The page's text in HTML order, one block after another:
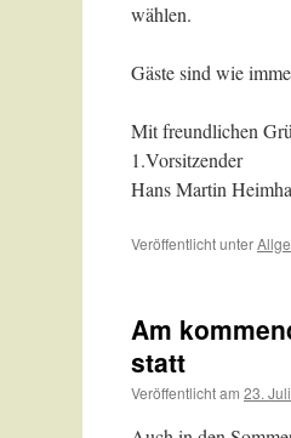
wählen.
Gäste sind wie
Mit freundlichen
1.Vorsitzender
Hans Martin
Veröffentlicht unter
Am
statt
Veröffentlicht am 23.